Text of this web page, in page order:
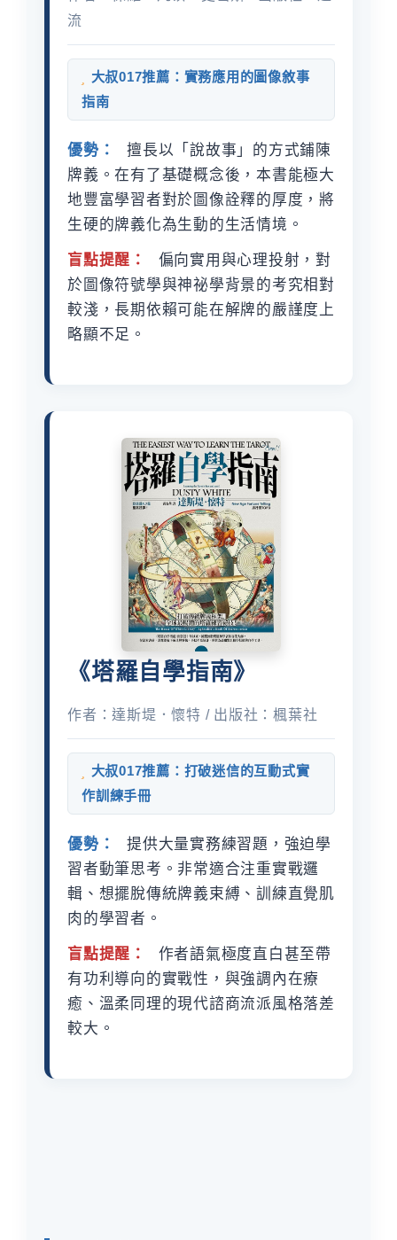
流
大叔017推薦：實務應用的圖像敘事
指南
優勢：
擅長以「說故事」的方式鋪陳
牌義。在有了基礎概念後，本書能極大
地豐富學習者對於圖像詮釋的厚度，將
生硬的牌義化為生動的生活情境。
盲點提醒：
偏向實用與心理投射，對
於圖像符號學與神祕學背景的考究相對
較淺，長期依賴可能在解牌的嚴謹度上
略顯不足。
《塔羅自學指南》
作者：達斯堤．懷特 / 出版社：楓葉社
大叔017推薦：打破迷信的互動式實
作訓練手冊
優勢：
提供大量實務練習題，強迫學
習者動筆思考。非常適合注重實戰邏
輯、想擺脫傳統牌義束縛、訓練直覺肌
肉的學習者。
盲點提醒：
作者語氣極度直白甚至帶
有功利導向的實戰性，與強調內在療
癒、溫柔同理的現代諮商流派風格落差
較大。